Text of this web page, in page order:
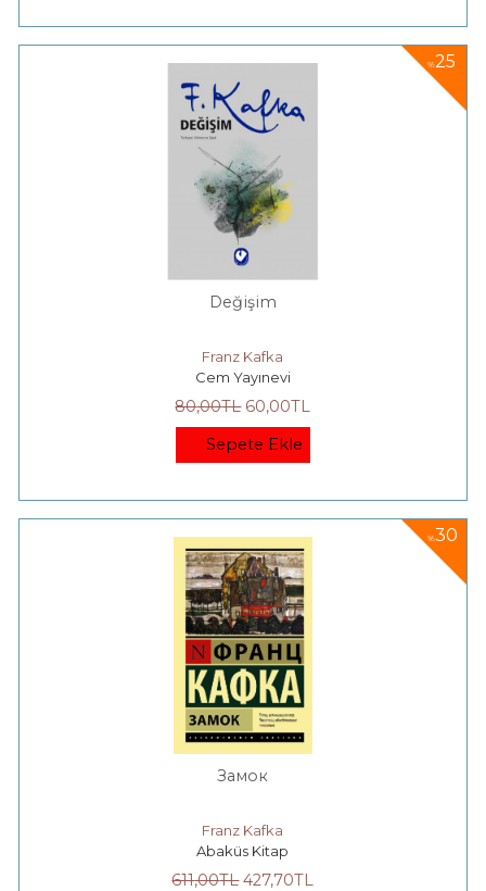
%25
Değişim
Franz Kafka
Cem Yayınevi
80,00TL 60,00TL
Sepete Ekle
%30
Замок
Franz Kafka
Abaküs Kitap
611,00TL 427,70TL